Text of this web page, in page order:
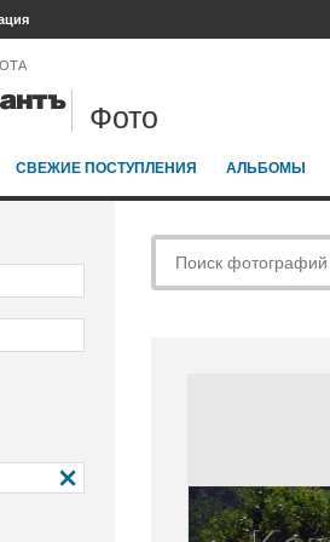
Фото
СВЕЖИЕ ПОСТУПЛЕНИЯ АЛЬБОМЫ